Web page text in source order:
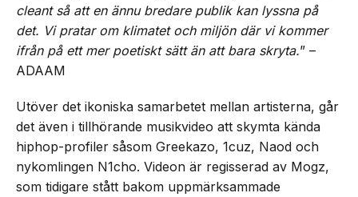
cleant så att en ännu bredare publik kan lyssna på
det. Vi pratar om klimatet och miljön där vi kommer
ifrån på ett mer poetiskt sätt än att bara skryta.” –
ADAAM
Utöver det ikoniska samarbetet mellan artisterna, går
det även i tillhörande musikvideo att skymta kända
hiphop-profiler såsom Greekazo, 1cuz, Naod och
nykomlingen N1cho. Videon är regisserad av Mogz,
som tidigare stått bakom uppmärksammade